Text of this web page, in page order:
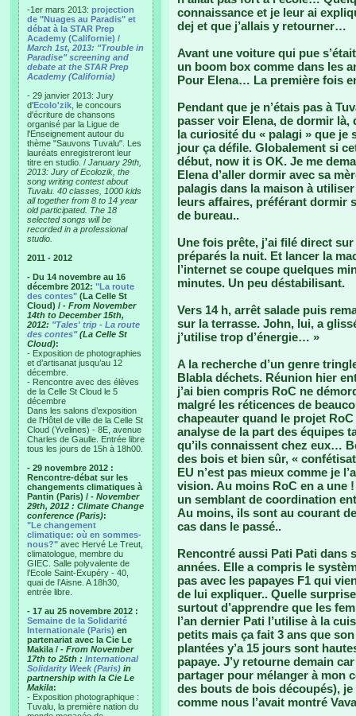
-1er mars 2013: projection
de "Nuages au Paradis" et
débat à la STAR Prep
Academy (Californie) /
March 1st, 2013: "Trouble in
Paradise" screening and
debate at the STAR Prep
Academy (California)
- 29 janvier 2013: Jury
d'Ecolo'zik , le concours
d'écriture de chansons
organisé par la Ligue de
l'Enseignement autour du
thème "Sauvons Tuvalu". Les
lauréats enregistreront leur
titre en studio. / January 29th,
2013: Jury of Ecolozik, the
song writing contest about
Tuvalu. 40 classes, 1000 kids
all together from 8 to 14 year
old participated. The 18
selected songs will be
recorded in a professional
studio.
2011 - 2012
- Du 14 novembre au 16
décembre 2012: "La route
des contes" (La Celle St
Cloud) / - From November
14th to December 15th,
2012: "Tales' trip - La route
des contes"(La Celle St
Cloud):
- Exposition de photographies
et d’artisanat jusqu’au 12
décembre.
- Rencontre avec des élèves
de la Celle St Cloud le 5
décembre
Dans les salons d’exposition
de l’Hôtel de ville de la Celle St
Cloud (Yvelines) - 8E, avenue
Charles de Gaulle. Entrée libre
tous les jours de 15h à 18h00.
- 29 novembre 2012 :
Rencontre-débat sur les
changements climatiques à
Pantin (Paris) / - November
29th, 2012 : Climate Change
conference (Paris):
"Le changement
climatique: où en sommes-
nous?" avec Hervé Le Treut,
climatologue, membre du
GIEC. Salle polyvalente de
l’Ecole Saint-Exupéry - 40,
quai de l’Aisne. A 18h30,
entrée libre.
- 17 au 25 novembre 2012 :
Semaine de la Solidarité
Internationale (Paris) en
partenariat avec la Cie Le
Makila / - From November
17th to 25th : International
Solidarity Week (Paris) in
partnership with la Cie Le
Makila:
- Exposition photographique :
Tuvalu, la première nation du
connaissance et je leur ai
dej et que j’allais y retourner…
Avant une voiture qui pue
un boom box comme dans les
Pour Elena… La première fois
Pendant que je n’étais pas à
passer voir Elena, de dormir là,
la curiosité du « palagi » que je
jour ça défile. Globalement si
début, now it is OK. Je me
Elena d’aller dormir avec sa
palagis dans la maison à
leurs affaires, préférant dormir
de bureau..
Une fois prête, j’ai filé direct
préparés la nuit. Et lancer la
l’internet se coupe quelques
minutes. Un peu déstabilisant.
Vers 14 h, arrêt salade puis
sur la terrasse. John, lui, a
j’utilise trop d’énergie… »
A la recherche d’un genre
Blabla déchets. Réunion hier
j’ai bien compris RoC ne
malgré les réticences de
chapeauter quand le projet
analyse de la part des équipes
qu’ils connaissent chez eux…
des bois et bien sûr, «
EU n’est pas mieux comme je
vision. Au moins RoC en a une
un semblant de coordination
Au moins, ils sont au courant
cas dans le passé..
Rencontré aussi Pati Pati dans
années. Elle a compris le
pas avec les papayes F1 qui
de lui expliquer.. Quelle
surtout d’apprendre que les
l’an dernier Pati l’utilise à la
petits mais ça fait 3 ans que
plantées y’a 15 jours sont
papaye. J’y retourne demain
partager pour mélanger à mon
des bouts de bois découpés),
comme nous l’avait montré